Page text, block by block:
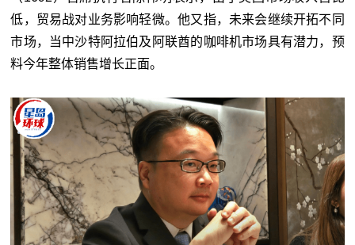
低，贸易战对业务影响轻微。他又指，未来会继续开拓不同
市场，当中沙特阿拉伯及阿联酋的咖啡机市场具有潜力，预
料今年整体销售增长正面。